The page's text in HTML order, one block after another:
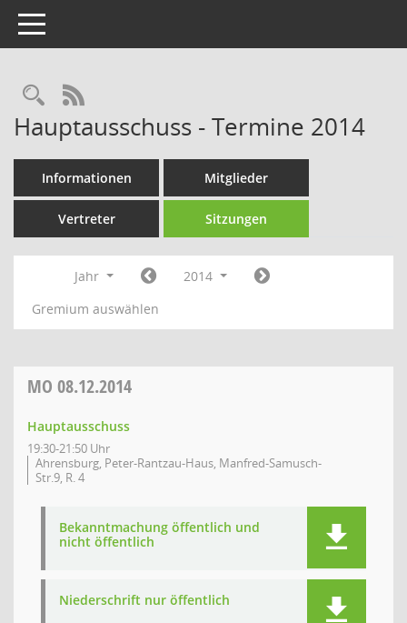
Toggle navigation
Rechercheauswahl
RSS-Feed
Hauptausschuss - Termine 2014
Informationen Mitglieder
Vertreter Sitzungen
Jahr
2014
Gremium auswählen
MO 08.12.2014
Hauptausschuss
19:30-21:50 Uhr
Ahrensburg, Peter-Rantzau-Haus, Manfred-Samusch-
Str.9, R. 4
Bekanntmachung öffentlich und
nicht öffentlich
Niederschrift nur öffentlich